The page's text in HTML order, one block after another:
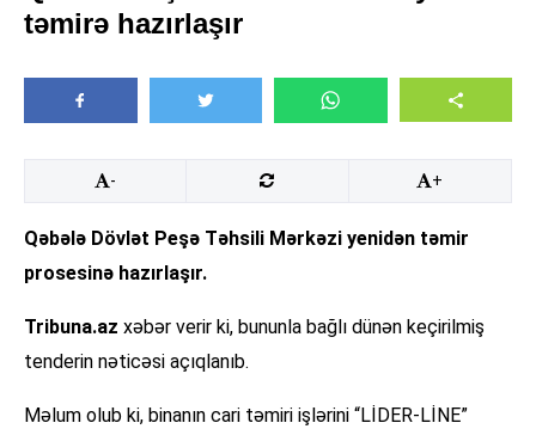
təmirə hazırlaşır
- +
Qəbələ Dövlət Peşə Təhsili Mərkəzi yenidən təmir
prosesinə hazırlaşır.
Tribuna.az xəbər verir ki, bununla bağlı dünən keçirilmiş
tenderin nəticəsi açıqlanıb.
Məlum olub ki, binanın cari təmiri işlərini “LİDER-LİNE”